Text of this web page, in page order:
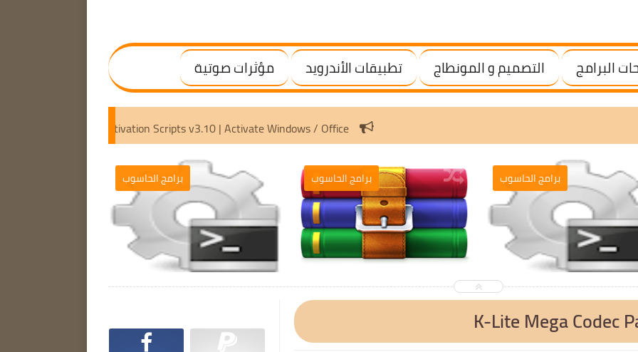
البرامج التصميم و المونطاج تطبيقات الأندرويد مؤثرات صوتية
Microsoft Activation Scripts v3.10 | Activate Windows / Office
برامج الحاسوب برامج الحاسوب التصميم والمونطاج